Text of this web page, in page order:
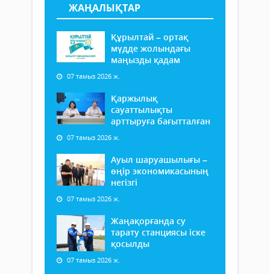
ЖАҢАЛЫҚТАР
Құрылтай – ортақ
мүдде жолындағы
маңызды қадам
07 тамыз 2026 ж.
Қаржылық
сауаттылықты
арттыруға бағытталған
07 тамыз 2026 ж.
Ауыл шаруашылығы –
өңір экономикасының
негізгі
07 тамыз 2026 ж.
Жаңақорғанда су
тарату станциясы іске
қосылды
07 тамыз 2026 ж.